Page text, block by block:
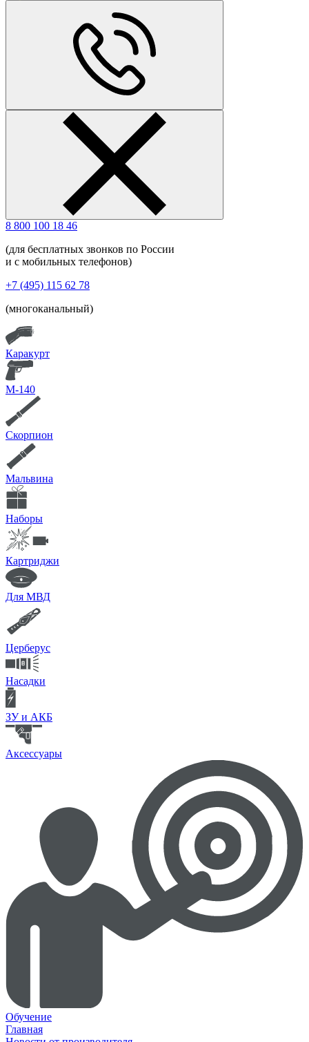
8 800 100 18 46
(для бесплатных звонков по России
и с мобильных телефонов)
+7 (495) 115 62 78
(многоканальный)
Каракурт
М-140
Скорпион
Мальвина
Наборы
Картриджи
Для МВД
Церберус
Насадки
ЗУ и АКБ
Аксессуары
Обучение
Главная